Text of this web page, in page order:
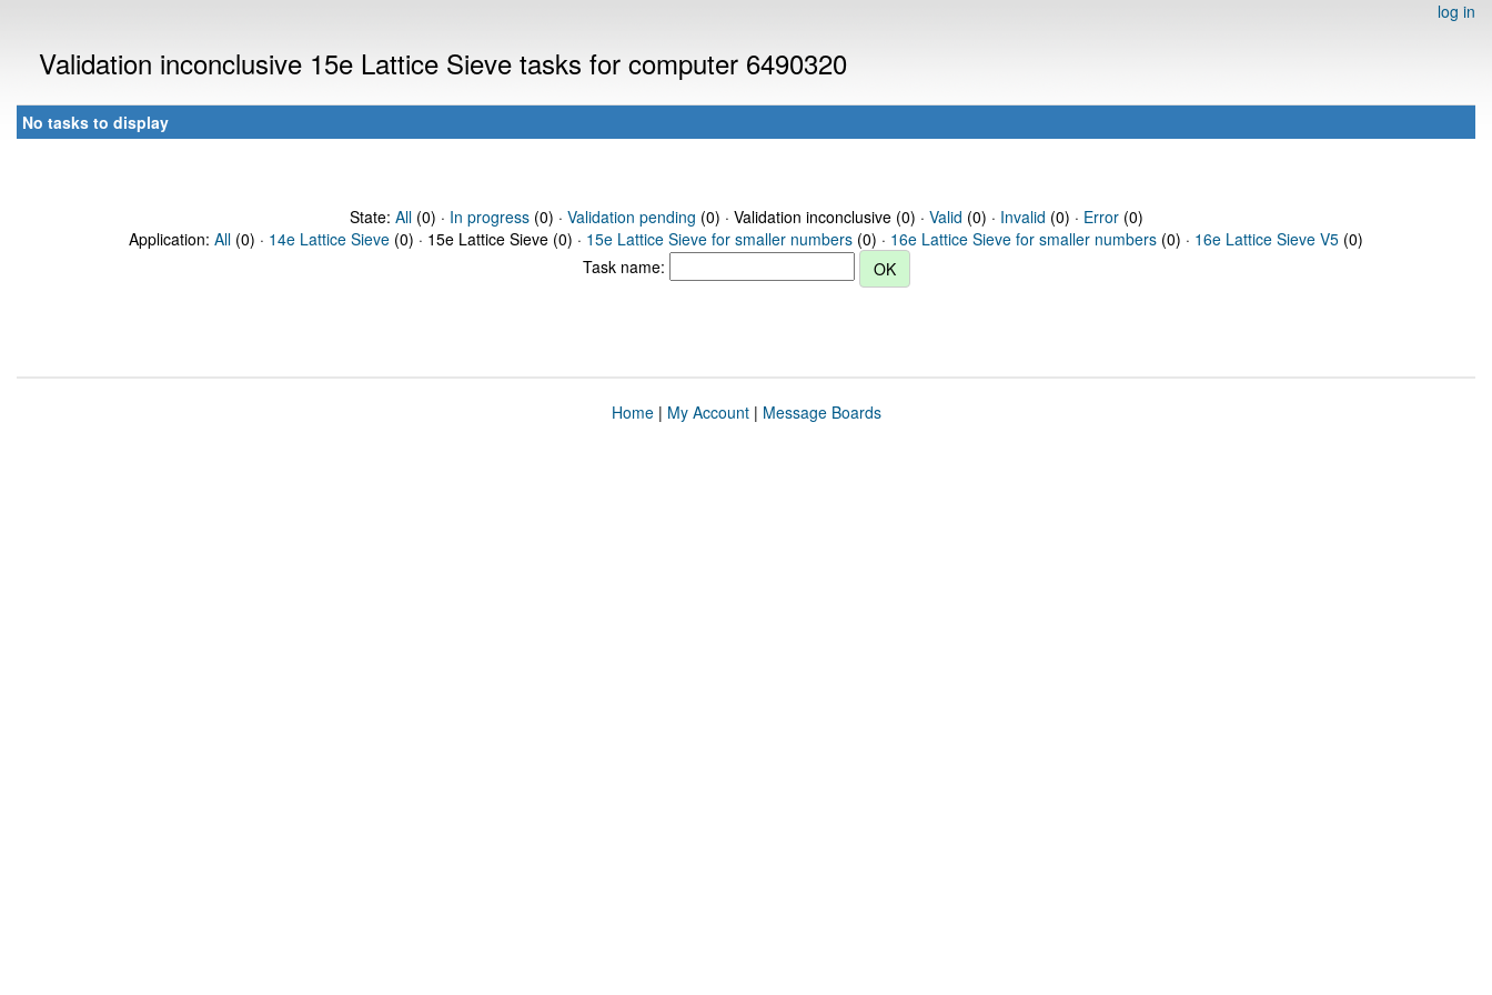
log in
Validation inconclusive 15e Lattice Sieve tasks for computer 6490320
No tasks to display
State: All(0) · In progress(0) · Validation pending (0) · Validation inconclusive (0) · Valid (0) · Invalid (0) · Error(0)
Application: All (0) · 14e Lattice Sieve (0) · 15e Lattice Sieve (0) · 15e Lattice Sieve for smaller numbers (0) · 16e Lattice Sieve for smaller numbers (0) · 16e Lattice Sieve V5 (0)
Task name:
Home| My Account| Message Boards